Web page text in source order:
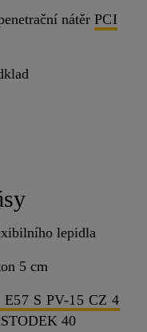
nátěr PCI
lepidla
5 cm
S PV-15 CZ 4
40